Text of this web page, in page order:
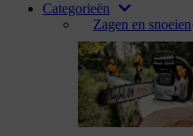
Categorieën
Zagen en snoeien